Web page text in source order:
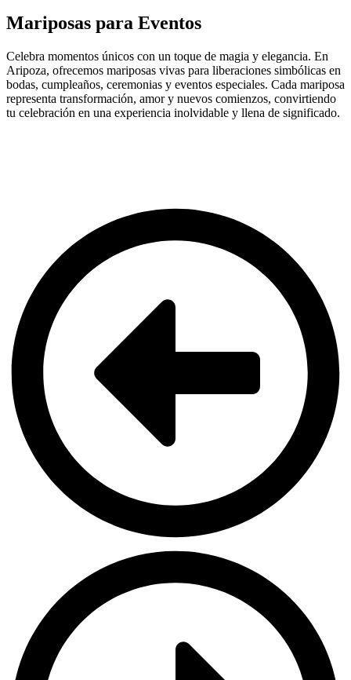
Mariposas para Eventos
Celebra momentos únicos con un toque de magia y elegancia. En
Aripoza, ofrecemos mariposas vivas para liberaciones simbólicas en
bodas, cumpleaños, ceremonias y eventos especiales. Cada mariposa
representa transformación, amor y nuevos comienzos, convirtiendo
tu celebración en una experiencia inolvidable y llena de significado.